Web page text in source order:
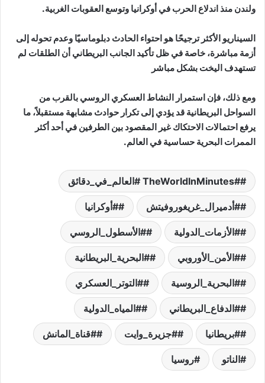
ولندن منذ اندلاع الحرب في أوكرانيا وتوسع العقوبات الغربية.
السيناريو الأكثر ترجيحًا هو احتواء الحادث دبلوماسيًا وعدم تحوله إلى
أزمة مباشرة، خاصة في ظل تأكيد الجانب البريطاني أن الطلقات لم
تستهدف اليخت بشكل مباشر
ومع ذلك، فإن استمرار النشاط العسكري الروسي بالقرب من
السواحل البريطانية قد يؤدي إلى تكرار حوادث مشابهة مستقبلاً، ما
يرفع احتمالات الاحتكاك غير المقصود بين الطرفين في أحد أكثر
الممرات البحرية حساسية في العالم.
#TheWorldInMinutes #العالم_في_دقائق
#أدميرال_غريغوروفيتش #أوكرانيا
#الأزمات_الدولية #الأسطول_الروسي
#الأمن_الأوروبي #البحرية_البريطانية
#البحرية_الروسية #التوتر_العسكري
#الدفاع_البريطاني #المياه_الدولية
#بريطانيا #جزيرة_وايت #قناة_المانش
الناتو روسيا